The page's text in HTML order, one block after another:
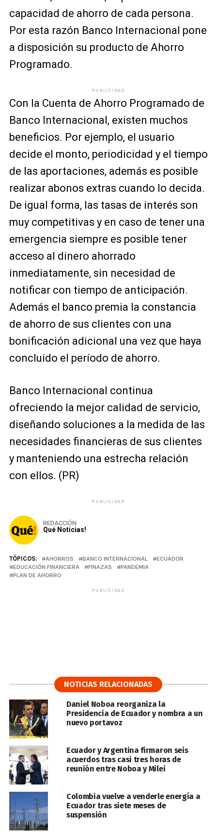
capacidad de ahorro de cada persona.
Por esta razón Banco Internacional pone
a disposición su producto de Ahorro
Programado.
PUBLICIDAD
Con la Cuenta de Ahorro Programado de
Banco Internacional, existen muchos
beneficios. Por ejemplo, el usuario
decide el monto, periodicidad y el tiempo
de las aportaciones, además es posible
realizar abonos extras cuando lo decida.
De igual forma, las tasas de interés son
muy competitivas y en caso de tener una
emergencia siempre es posible tener
acceso al dinero ahorrado
inmediatamente, sin necesidad de
notificar con tiempo de anticipación.
Además el banco premia la constancia
de ahorro de sus clientes con una
bonificación adicional una vez que haya
concluido el período de ahorro.
Banco Internacional continua
ofreciendo la mejor calidad de servicio,
diseñando soluciones a la medida de las
necesidades financieras de sus clientes
y manteniendo una estrecha relación
con ellos. (PR)
PUBLICIDAD
REDACCIÓN
Qué Noticias!
TÓPICOS: AHORROS BANCO INTERNACIONAL
ECUADOR
EDUCACIÓN FINANCIERA
FINAZAS
PANDEMIA
PLAN DE AHORRO
PUBLICIDAD
NOTICIAS RELACIONADAS
Daniel Noboa reorganiza la
Presidencia de Ecuador y nombra a un
nuevo portavoz
Ecuador y Argentina firmaron seis
acuerdos tras casi tres horas de
reunión entre Noboa y Milei
Colombia vuelve a venderle energía a
Ecuador tras siete meses de
suspensión